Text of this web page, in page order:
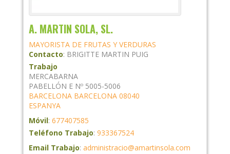
A. MARTIN SOLA, SL.
MAYORISTA DE FRUTAS Y VERDURAS
Contacto: BRIGITTE MARTIN PUIG
Trabajo
MERCABARNA
PABELLÓN E Nº 5005-5006
BARCELONA BARCELONA 08040
ESPANYA
Móvil: 677407585
Teléfono Trabajo: 933367524
Email Trabajo: administracio@amartinsola.com